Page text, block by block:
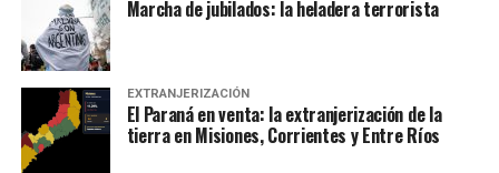
Marcha de jubilados: la heladera terrorista
EXTRANJERIZACIÓN
El Paraná en venta: la extranjerización de la
tierra en Misiones, Corrientes y Entre Ríos